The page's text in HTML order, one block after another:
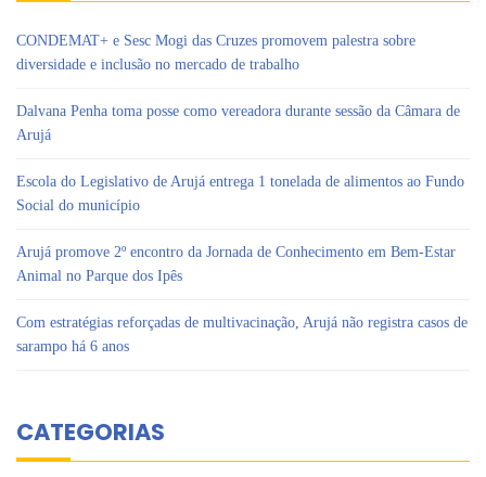
CONDEMAT+ e Sesc Mogi das Cruzes promovem palestra sobre
diversidade e inclusão no mercado de trabalho
Dalvana Penha toma posse como vereadora durante sessão da Câmara de
Arujá
Escola do Legislativo de Arujá entrega 1 tonelada de alimentos ao Fundo
Social do município
Arujá promove 2º encontro da Jornada de Conhecimento em Bem-Estar
Animal no Parque dos Ipês
Com estratégias reforçadas de multivacinação, Arujá não registra casos de
sarampo há 6 anos
CATEGORIAS